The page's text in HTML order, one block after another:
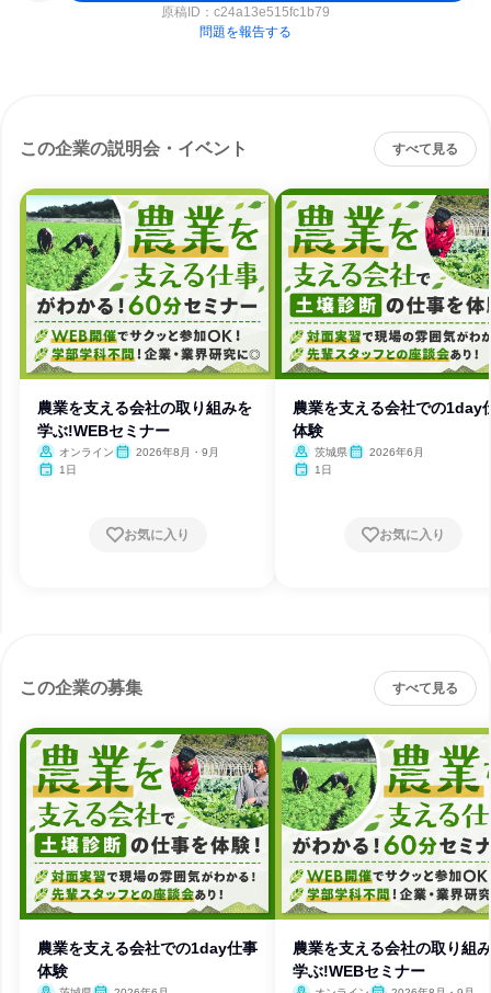
原稿ID： c24a13e515fc1b79
問題を報告する
この企業の説明会・イベント すべて見る
農業を支える会社の取り組みを
学ぶ!WEBセミナー
オンライン
2026年8月・9月
1日
お気に入り
農業を支える会社での1day
体験
茨城県
2026年6月
1日
お気に入り
この企業の募集 すべて見る
農業を支える会社での1day仕事
体験
農業を支える会社の取り組
学ぶ!WEBセミナー